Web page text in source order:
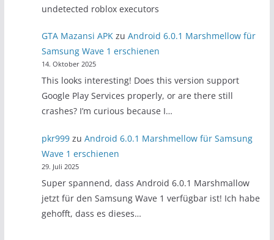
undetected roblox executors
GTA Mazansi APK zuAndroid 6.0.1 Marshmellow für
Samsung Wave 1 erschienen
14. Oktober 2025
This looks interesting! Does this version support
Google Play Services properly, or are there still
crashes? I’m curious because I…
pkr999 zuAndroid 6.0.1 Marshmellow für Samsung
Wave 1 erschienen
29. Juli 2025
Super spannend, dass Android 6.0.1 Marshmallow
jetzt für den Samsung Wave 1 verfügbar ist! Ich habe
gehofft, dass es dieses…